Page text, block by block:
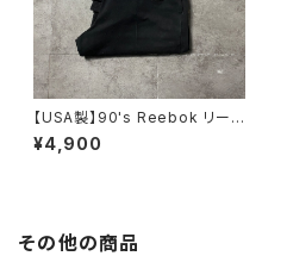
【USA製】90's Reebok リー
ボック ベクターロゴ ラベ
ル ブラック 薄手 スウェット
¥4,900
その他の商品